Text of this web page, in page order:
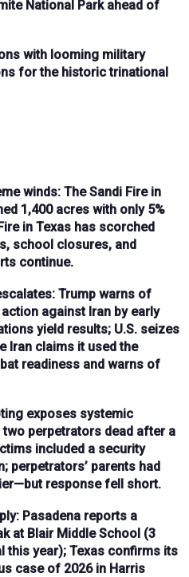
National Park ahead of
with looming military
for the historic trinational
winds: The Sandi Fire in
1,400 acres with only 5%
in Texas has scorched
school closures, and
continue.
: Trump warns of
against Iran by early
yield results; U.S. seizes
Iran claims it used the
readiness and warns of
exposes systemic
two perpetrators dead after a
included a security
perpetrators’ parents had
response fell short.
: Pasadena reports a
at Blair Middle School (3
this year); Texas confirms its
case of 2026 in Harris